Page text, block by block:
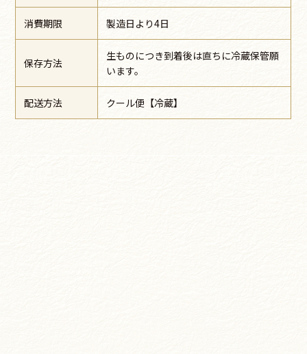
消費期限 製造日より4日
保存方法
生ものにつき到着後は直ちに冷蔵保管願
います。
配送方法 クール便【冷蔵】